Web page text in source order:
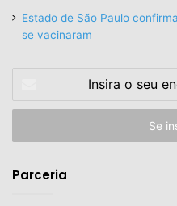
Estado de São Paulo
se vacinaram
seu
de
Parceria